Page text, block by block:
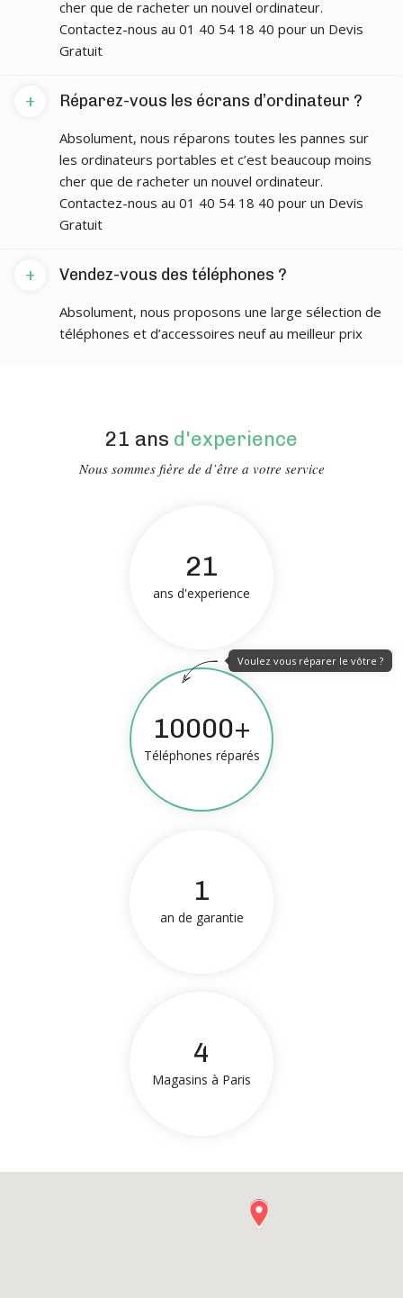
cher que de racheter un nouvel ordinateur.
Contactez-nous au 01 40 54 18 40 pour un Devis
Gratuit
Réparez-vous les écrans d’ordinateur ?
+
Absolument, nous réparons toutes les pannes sur
les ordinateurs portables et c’est beaucoup moins
cher que de racheter un nouvel ordinateur.
Contactez-nous au 01 40 54 18 40 pour un Devis
Gratuit
Vendez-vous des téléphones ?
+
Absolument, nous proposons une large sélection de
téléphones et d’accessoires neuf au meilleur prix
21 ans d'experience
Nous sommes fière de d’être a votre service
21
ans d'experience
10000+
Téléphones réparés
Voulez vous réparer le vôtre ?
1
an de garantie
4
Magasins à Paris